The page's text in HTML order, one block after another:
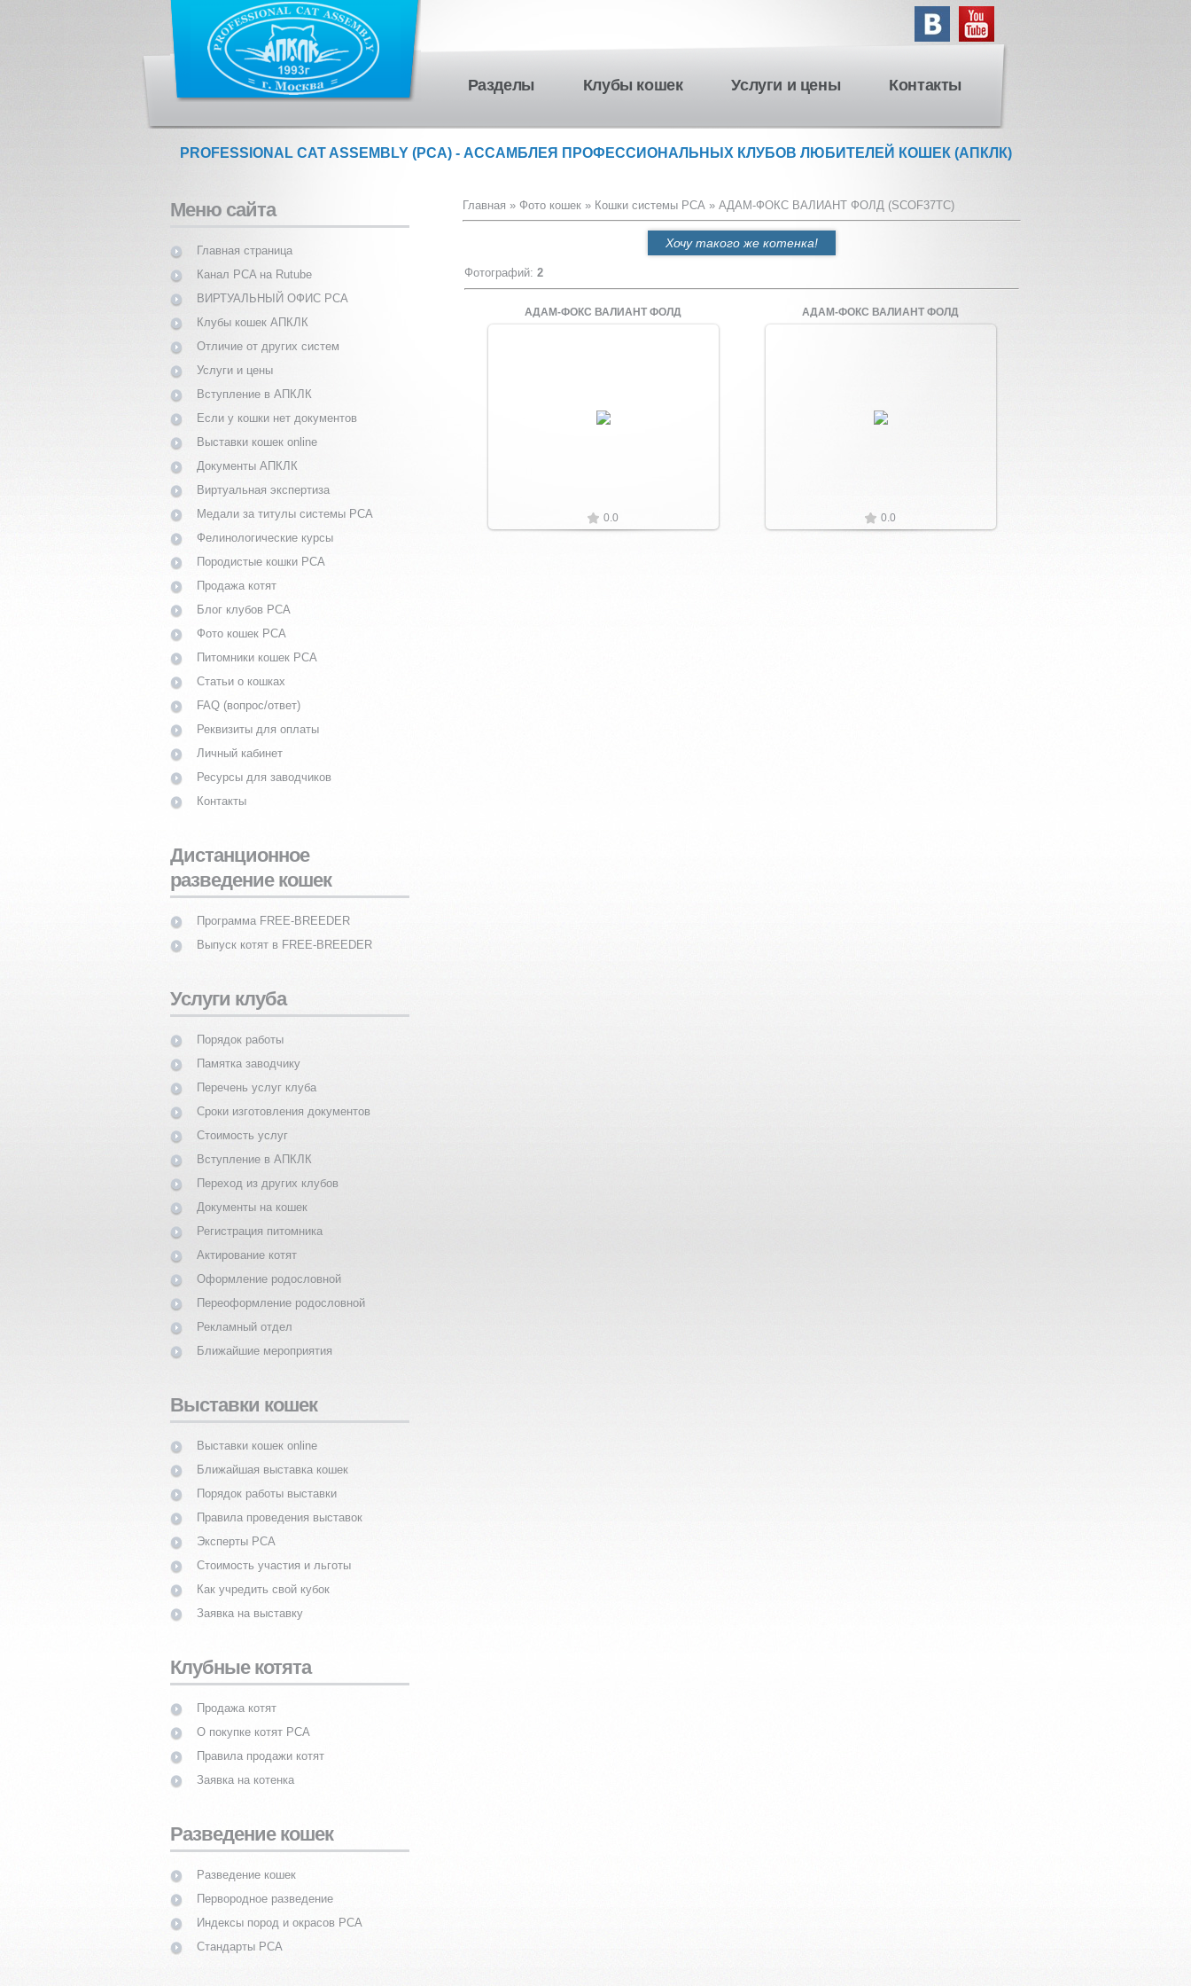
Разделы Клубы кошек Услуги и цены Контакты
PROFESSIONAL CAT ASSEMBLY (PCA) - АССАМБЛЕЯ ПРОФЕССИОНАЛЬНЫХ КЛУБОВ ЛЮБИТЕЛЕЙ КОШЕК (АПКЛК)
Главная » Фото кошек » Кошки системы PCA » АДАМ-ФОКС ВАЛИАНТ ФОЛД (SCOF37TC)
Хочу такого же котенка!
Фотографий: 2
АДАМ-ФОКС ВАЛИАНТ ФОЛД
Увеличить
0.0
АДАМ-ФОКС ВАЛИАНТ ФОЛД
Увеличить
0.0
Меню сайта
Главная страница
Канал PCA на Rutube
ВИРТУАЛЬНЫЙ ОФИС PCA
Клубы кошек АПКЛК
Отличие от других систем
Услуги и цены
Вступление в АПКЛК
Если у кошки нет документов
Выставки кошек online
Документы АПКЛК
Виртуальная экспертиза
Медали за титулы системы PCA
Фелинологические курсы
Породистые кошки PCA
Продажа котят
Блог клубов PCA
Фото кошек PCA
Питомники кошек PCA
Статьи о кошках
FAQ (вопрос/ответ)
Реквизиты для оплаты
Личный кабинет
Ресурсы для заводчиков
Контакты
Дистанционное
разведение кошек
Программа FREE-BREEDER
Выпуск котят в FREE-BREEDER
Услуги клуба
Порядок работы
Памятка заводчику
Перечень услуг клуба
Сроки изготовления документов
Стоимость услуг
Вступление в АПКЛК
Переход из других клубов
Документы на кошек
Регистрация питомника
Актирование котят
Оформление родословной
Переоформление родословной
Рекламный отдел
Ближайшие мероприятия
Выставки кошек
Выставки кошек online
Ближайшая выставка кошек
Порядок работы выставки
Правила проведения выставок
Эксперты PCA
Стоимость участия и льготы
Как учредить свой кубок
Заявка на выставку
Клубные котята
Продажа котят
О покупке котят PCA
Правила продажи котят
Заявка на котенка
Разведение кошек
Разведение кошек
Первородное разведение
Индексы пород и окрасов PCA
Стандарты PCA